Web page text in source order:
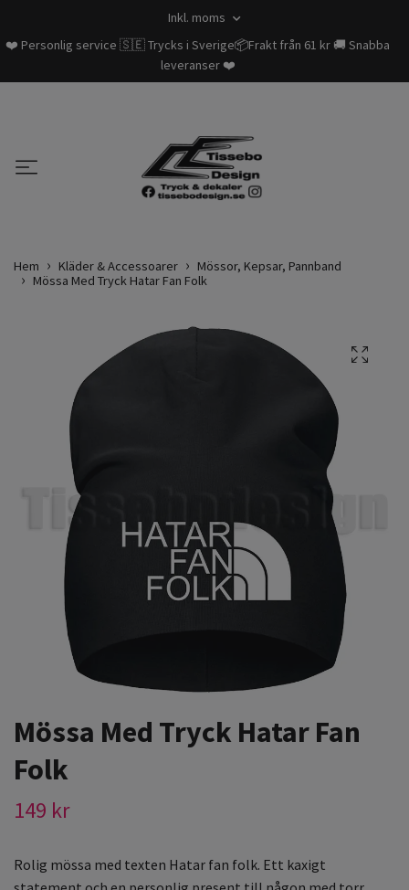
Inkl. moms
❤️ Personlig service 🇸🇪 Trycks i Sverige📦Frakt från 61 kr 🚚 Snabba
leveranser ❤️
Hem Kläder & Accessoarer
Mössor, Kepsar, Pannband
Mössa Med Tryck Hatar Fan Folk
Mössa Med Tryck Hatar Fan
Folk
149 kr
Rolig mössa med texten Hatar fan folk. Ett kaxigt